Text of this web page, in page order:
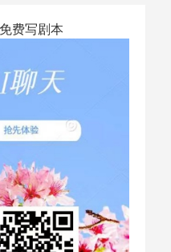
费写剧本